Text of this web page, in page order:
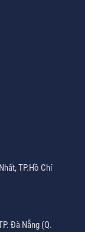
TP.Hồ Chí
Đà Nẵng (Q.